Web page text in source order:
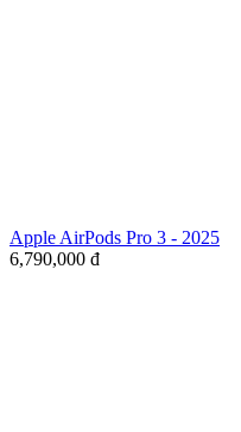
Apple AirPods Pro 3 - 2025
6,790,000 đ